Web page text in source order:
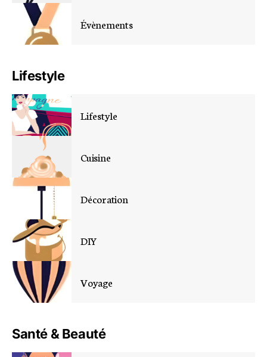
Évènements
Lifestyle
Lifestyle
Cuisine
Décoration
DIY
Voyage
Santé & Beauté